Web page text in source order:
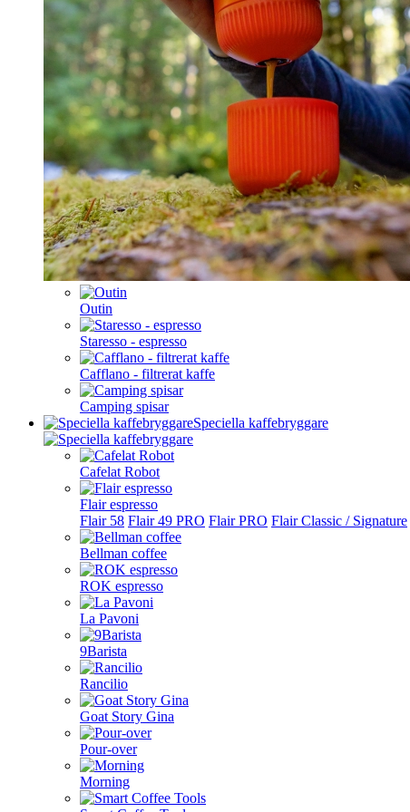
Outin
Staresso - espresso
Cafflano - filtrerat kaffe
Camping spisar
Speciella kaffebryggare
Cafelat Robot
Flair espresso
Flair 58 Flair 49 PRO Flair PRO Flair Classic / Signature
Bellman coffee
ROK espresso
La Pavoni
9Barista
Rancilio
Goat Story Gina
Pour-over
Morning